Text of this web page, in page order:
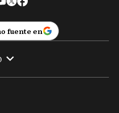
fuente en